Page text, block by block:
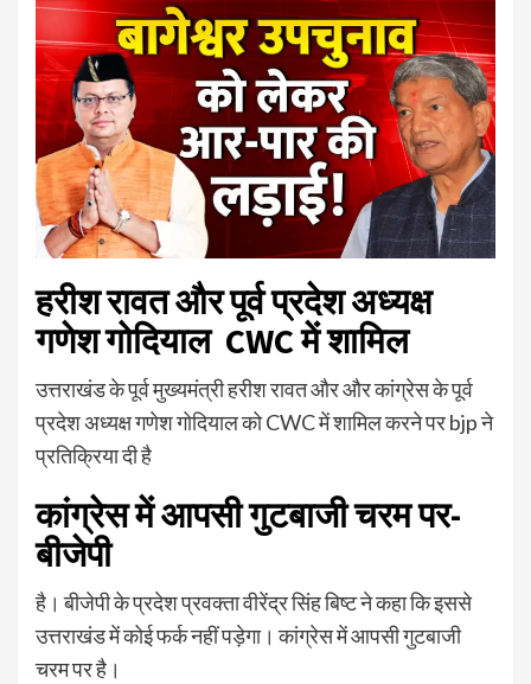
हरीश रावत और पूर्व प्रदेश अध्यक्ष
गणेश गोदियाल CWC में शामिल
उत्तराखंड के पूर्व मुख्यमंत्री हरीश रावत और और कांग्रेस के पूर्व
प्रदेश अध्यक्ष गणेश गोदियाल को CWC में शामिल करने पर bjp ने
प्रतिक्रिया दी है
कांग्रेस में आपसी गुटबाजी चरम पर-
बीजेपी
है। बीजेपी के प्रदेश प्रवक्ता वीरेंद्र सिंह बिष्ट ने कहा कि इससे
उत्तराखंड में कोई फर्क नहीं पड़ेगा। कांग्रेस में आपसी गुटबाजी
चरम पर है।